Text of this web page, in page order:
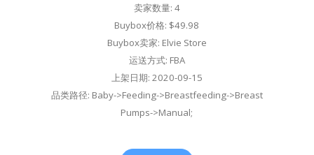
卖家数量: 4
Buybox价格: $49.98
Buybox卖家: Elvie Store
运送方式: FBA
上架日期: 2020-09-15
品类路径: Baby->Feeding->Breastfeeding->Breast
Pumps->Manual;